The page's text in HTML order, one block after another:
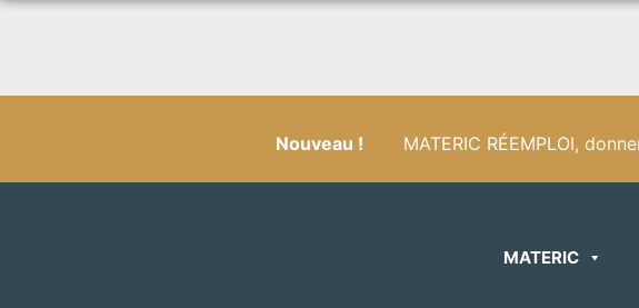
Nouveau ! MATERIC RÉEMPLOI,
MATERIC